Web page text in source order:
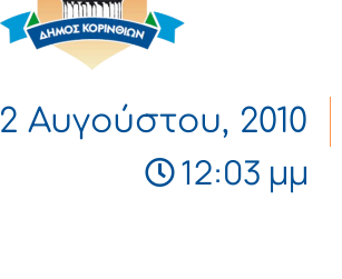
2 Αυγούστου, 2010
12:03 μμ